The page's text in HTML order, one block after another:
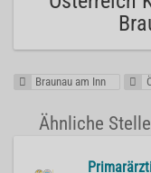
Braunau am Inn
Ähnliche